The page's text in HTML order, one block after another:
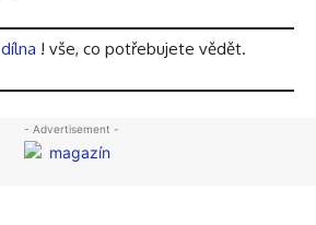
dílna ! vše, co potřebujete vědět.
- Advertisement -